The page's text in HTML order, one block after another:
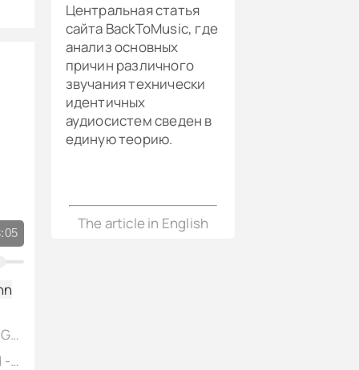
J.S. Bach - «Prelude VIII In E Flat Minor» Well-Tempered Clavier #1, Glenn Gould - fortepiano, vinyl 1965
J.S. Bach - «Prelude X In E Minor» Well-Tempered Clavier #1, Glenn Gould - fortepiano, vinyl 1965
Центральная статья
сайта BackToMusic, где
анализ основных
причин различного
звучания технически
идентичных
аудиосистем сведен в
единую теорию.
The article in English